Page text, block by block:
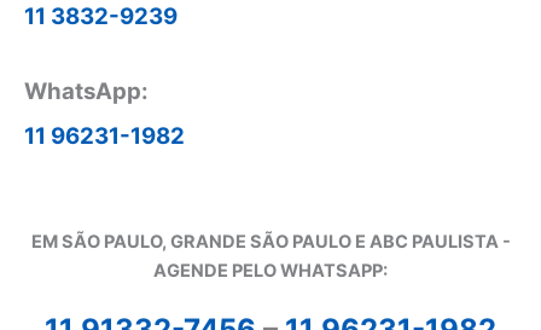
11 3832-9239
WhatsApp:
11 96231-1982
EM SÃO PAULO, GRANDE SÃO PAULO E ABC PAULISTA -
AGENDE PELO WHATSAPP: